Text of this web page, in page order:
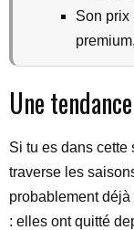
Son prix
Une
Si tu es dans cette
traverse les
probablement déjà
: elles ont quitté